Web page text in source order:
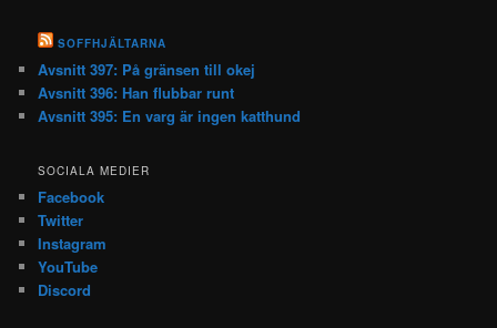
SOFFHJÄLTARNA
Avsnitt 397: På gränsen till okej
Avsnitt 396: Han flubbar runt
Avsnitt 395: En varg är ingen katthund
SOCIALA MEDIER
Facebook
Twitter
Instagram
YouTube
Discord